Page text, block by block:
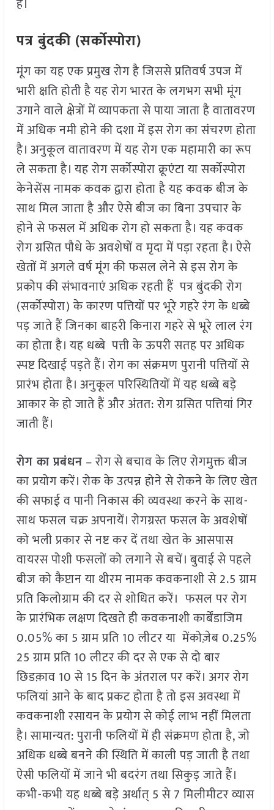
है।
पत्र बुंदकी (सर्कोस्पोरा)
मूंग का यह एक प्रमुख रोग है जिससे प्रतिवर्ष उपज में
भारी क्षति होती है यह रोग भारत के लगभग सभी मूंग
उगाने वाले क्षेत्रों में व्यापकता से पाया जाता है वातावरण
में अधिक नमी होने की दशा में इस रोग का संचरण होता
है। अनुकूल वातावरण में यह रोग एक महामारी का रूप
ले सकता है। यह रोग सर्कोस्पोरा क्रूएंटा या सर्कोस्पोरा
केनेसेंस नामक कवक द्वारा होता है यह कवक बीज के
साथ मिल जाता है और ऐसे बीज का बिना उपचार के
होने से फसल में अधिक रोग हो सकता है। यह कवक
रोग ग्रसित पौधे के अवशेषों व मृदा में पड़ा रहता है। ऐसे
खेतों में अगले वर्ष मूंग की फसल लेने से इस रोग के
प्रकोप की संभावनाएं अधिक रहती हैं पत्र बुंदकी रोग
(सर्कोस्पोरा) के कारण पत्तियों पर भूरे गहरे रंग के धब्बे
पड़ जाते हैं जिनका बाहरी किनारा गहरे से भूरे लाल रंग
का होता है। यह धब्बे पत्ती के ऊपरी सतह पर अधिक
स्पष्ट दिखाई पड़ते हैं। रोग का संक्रमण पुरानी पत्तियों से
प्रारंभ होता है। अनुकूल परिस्थितियों में यह धब्बे बड़े
आकार के हो जाते हैं और अंतत: रोग ग्रसित पत्तियां गिर
जाती हैं।
रोग का प्रबंधन – रोग से बचाव के लिए रोगमुक्त बीज
का प्रयोग करें। रोक के उत्पन्न होने से रोकने के लिए खेत
की सफाई व पानी निकास की व्यवस्था करने के साथ-
साथ फसल चक्र अपनायें। रोगग्रस्त फसल के अवशेषों
को भली प्रकार से नष्ट कर दें तथा खेत के आसपास
वायरस पोशी फसलों को लगाने से बचें। बुवाई से पहले
बीज को कैप्टान या थीरम नामक कवकनाशी से 2.5 ग्राम
प्रति किलोग्राम की दर से शोधित करें। फसल पर रोग
के प्रारंभिक लक्षण दिखते ही कवकनाशी कार्बेंडाजिम
0.05% का 5 ग्राम प्रति 10 लीटर या मेंकोज़ेब 0.25%
25 ग्राम प्रति 10 लीटर की दर से एक से दो बार
छिडक़ाव 10 से 15 दिन के अंतराल पर करें। अगर रोग
फलियां आने के बाद प्रकट होता है तो इस अवस्था में
कवकनाशी रसायन के प्रयोग से कोई लाभ नहीं मिलता
है। सामान्यत: पुरानी फलियों में ही संक्रमण होता है, जो
अधिक धब्बे बनने की स्थिति में काली पड़ जाती है तथा
ऐसी फलियों में जाने भी बदरंग तथा सिकुड़ जाते हैं।
कभी-कभी यह धब्बे बड़े अर्थात् 5 से 7 मिलीमीटर व्यास